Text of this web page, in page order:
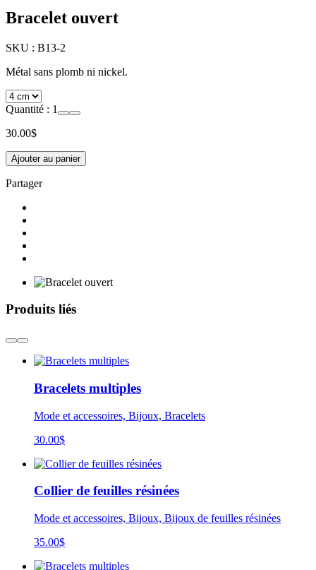
Bracelet ouvert
SKU : B13-2
Métal sans plomb ni nickel.
Quantité : 1
30.00$
Ajouter au panier
Partager
Produits liés
Bracelets multiples
Mode et accessoires, Bijoux, Bracelets
30.00$
Collier de feuilles résinées
Mode et accessoires, Bijoux, Bijoux de feuilles résinées
35.00$